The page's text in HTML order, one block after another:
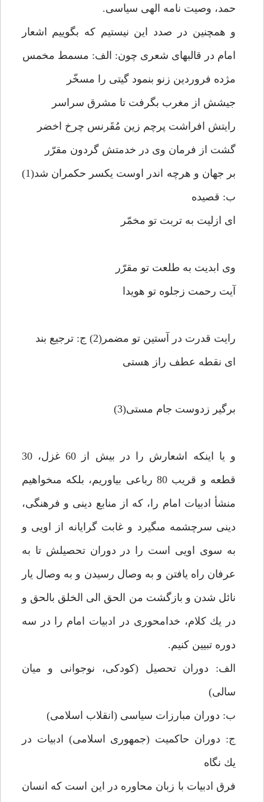
حمد، وصيت نامه الهى سياسى.
و همچنين در صدد اين نيستيم كه بگوييم اشعار
امام در قالبهاى شعرى چون: الف: مسمط مخمس‏
مژده فروردين زنو بنمود گيتى را مسخّر
جيشش از مغرب بگرفت تا مشرق سراسر
رايتش افراشت پرچم زين مُقَرنس چرخ اخضر
گشت از فرمان وى در خدمتش گردون مقرّر
بر جهان و هرچه اندر اوست يكسر حكمران شد(1)
ب: قصيده‏
اى ازليت به تربت تو مخمّر
وى ابديت به طلعت تو مقرّر
آيت رحمت زجلوه تو هويدا
رايت قدرت در آستين تو مضمر(2) ج: ترجيع بند
اى نقطه عطف راز هستى‏
برگير زدوست جام مستى(3)
و يا اينكه اشعارش را در بيش از 60 غزل، 30
قطعه و قريب 80 رباعى بياوريم، بلكه مى‏خواهيم
منشأ ادبيات امام را، كه از منابع دينى و فرهنگى،
دينى سرچشمه مى‏گيرد و غابت گرايانه از اويى و
به سوى اويى است را در دوران تحصيلش تا به
عرفان راه يافتن و به وصال رسيدن و به وصال يار
نائل شدن و بازگشت من الحق الى الخلق بالحق و
در يك كلام، خدامحورى در ادبيات امام را در سه
دوره تبيين كنيم.
الف: دوران تحصيل (كودكى، نوجوانى و ميان
سالى)
ب: دوران مبارزات سياسى (انقلاب اسلامى)
ج: دوران حاكميت (جمهورى اسلامى) ادبيات در
يك نگاه‏
فرق ادبيات با زبان محاوره در اين است كه انسان